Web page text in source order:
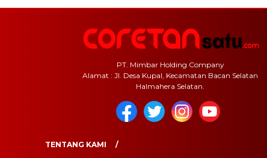
PT. Mimbar Holding Company
Alamat : Jl. Desa Kupal, Kecamatan Bacan Selatan
Halmahera Selatan.
TENTANG KAMI